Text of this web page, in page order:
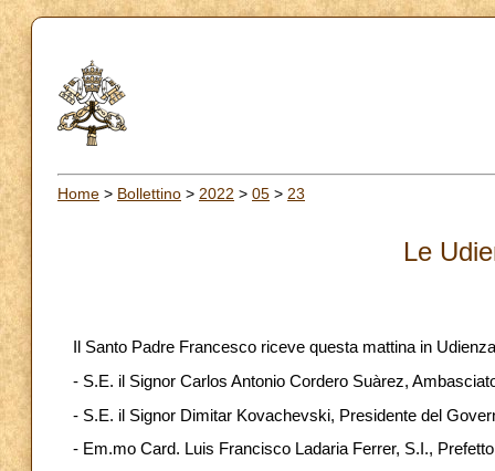
Home > Bollettino > 2022 > 05 > 23
Le
Il Santo Padre Francesco riceve questa mattina in
- S.E. il Signor Carlos Antonio Cordero Suàrez,
- S.E. il Signor Dimitar Kovachevski, Presidente del
- Em.mo Card. Luis Francisco Ladaria Ferrer, S.I.,